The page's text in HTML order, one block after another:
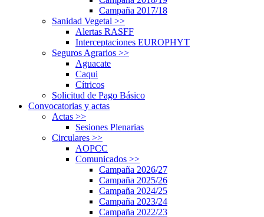
Campaña 2017/18
Sanidad Vegetal >>
Alertas RASFF
Interceptaciones EUROPHYT
Seguros Agrarios >>
Aguacate
Caqui
Cítricos
Solicitud de Pago Básico
Convocatorias y actas
Actas >>
Sesiones Plenarias
Circulares >>
AOPCC
Comunicados >>
Campaña 2026/27
Campaña 2025/26
Campaña 2024/25
Campaña 2023/24
Campaña 2022/23